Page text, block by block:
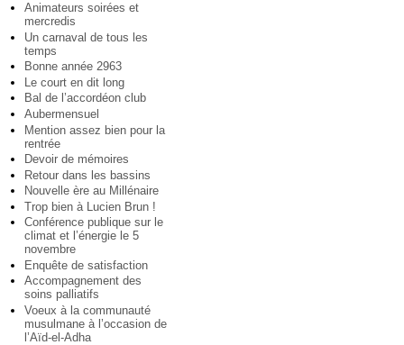
Animateurs soirées et
mercredis
Un carnaval de tous les
temps
Bonne année 2963
Le court en dit long
Bal de l’accordéon club
Aubermensuel
Mention assez bien pour la
rentrée
Devoir de mémoires
Retour dans les bassins
Nouvelle ère au Millénaire
Trop bien à Lucien Brun !
Conférence publique sur le
climat et l’énergie le 5
novembre
Enquête de satisfaction
Accompagnement des
soins palliatifs
Voeux à la communauté
musulmane à l’occasion de
l’Aïd-el-Adha